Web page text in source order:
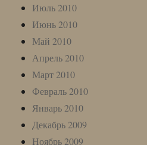
Июль 2010
Июнь 2010
Май 2010
Апрель 2010
Март 2010
Февраль 2010
Январь 2010
Декабрь 2009
Ноябрь 2009